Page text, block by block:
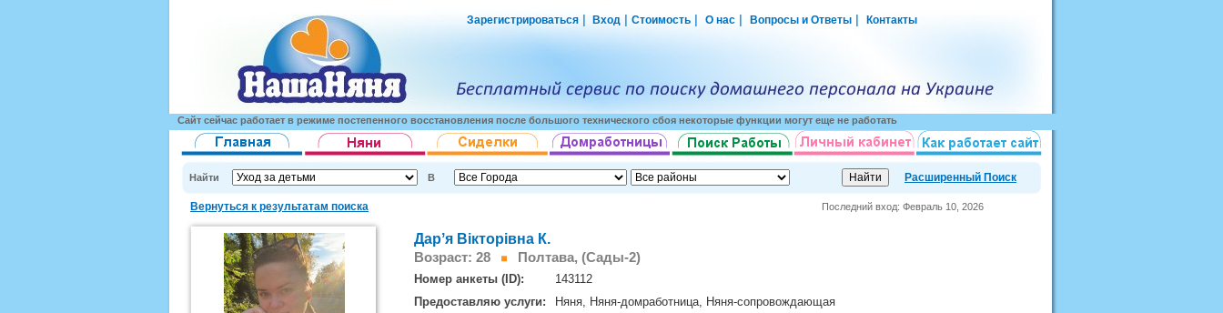
Зарегистрироваться Вход Стоимость О нас Вопросы и Ответы Контакты
Сайт сейчас работает в режиме постепенного восстановления после большого технического сбоя некоторые функции могут еще не работать
Найти В Расширенный Поиск
Вернуться к результатам поиска Последний вход: Февраль 10, 2026
Дарʼя Вікторівна К.
Возраст: 28
Полтава, (Сады-2)
Номер анкеты (ID):
143112
Предоставляю услуги:
Няня, Няня-домработница, Няня-сопровождающая